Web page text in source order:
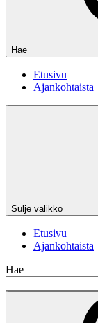
Hae
Etusivu
Ajankohtaista
Sulje valikko
Etusivu
Ajankohtaista
Hae